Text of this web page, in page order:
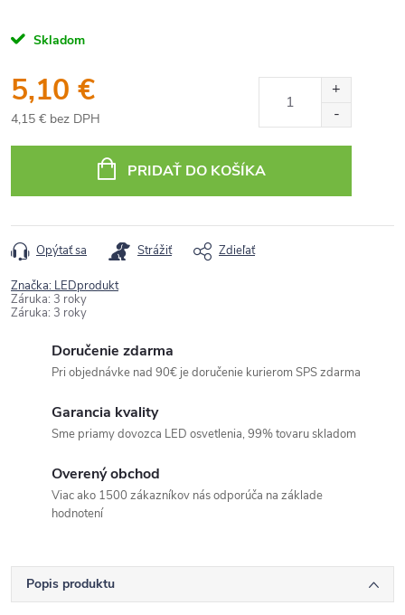
Skladom
5,10 €
4,15 € bez DPH
cena:
PRIDAŤ DO KOŠÍKA
Opýtať sa Strážiť Zdieľať
Značka: LEDprodukt
Záruka: 3 roky
Záruka: 3 roky
Doručenie zdarma
Pri objednávke nad 90€ je doručenie kurierom SPS zdarma
Garancia kvality
Sme priamy dovozca LED osvetlenia, 99% tovaru skladom
Overený obchod
Viac ako 1500 zákazníkov nás odporúča na základe
hodnotení
Popis produktu